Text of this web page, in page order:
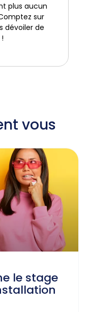
plus aucun
sur
dévoiler de
vous
le stage